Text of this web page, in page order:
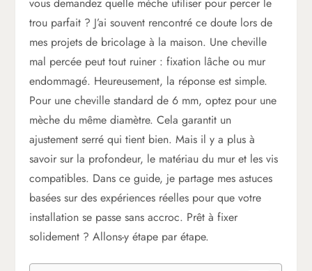
vous demandez quelle mèche utiliser pour percer le
trou parfait ? J’ai souvent rencontré ce doute lors de
mes projets de bricolage à la maison. Une cheville
mal percée peut tout ruiner : fixation lâche ou mur
endommagé. Heureusement, la réponse est simple.
Pour une cheville standard de 6 mm, optez pour une
mèche du même diamètre. Cela garantit un
ajustement serré qui tient bien. Mais il y a plus à
savoir sur la profondeur, le matériau du mur et les vis
compatibles. Dans ce guide, je partage mes astuces
basées sur des expériences réelles pour que votre
installation se passe sans accroc. Prêt à fixer
solidement ? Allons-y étape par étape.